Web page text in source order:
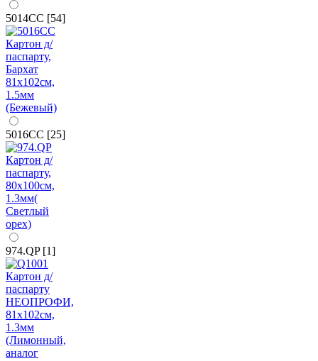
5014CC [54]
5016CC [25]
974.QP [1]